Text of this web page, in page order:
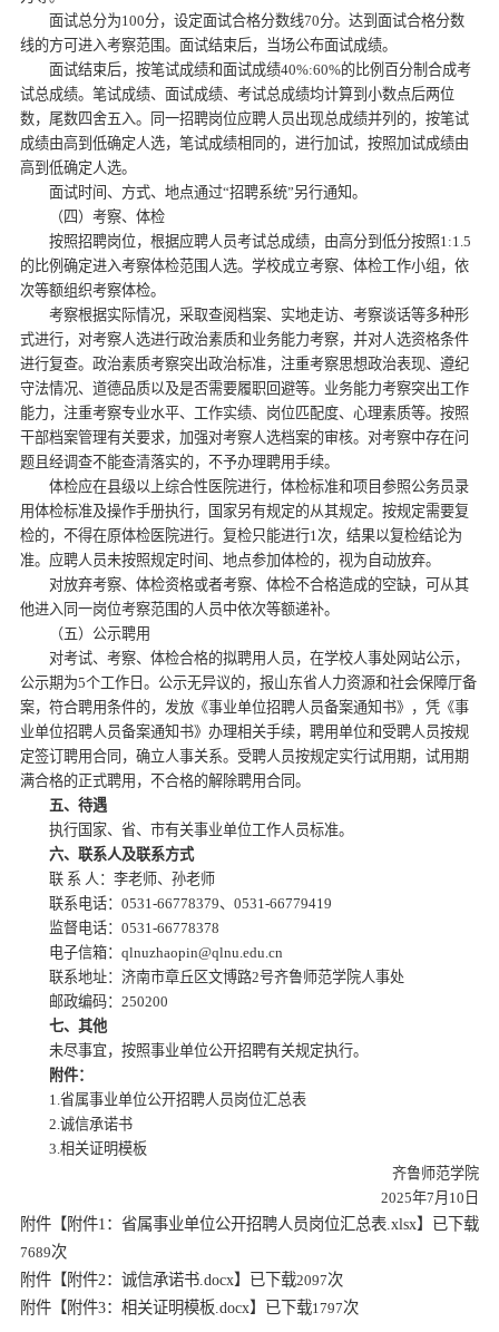
面试总分为100分，设定面试合格分数线70分。达到面试合格分数
线的方可进入考察范围。面试结束后，当场公布面试成绩。
面试结束后，按笔试成绩和面试成绩40%:60%的比例百分制合成考
试总成绩。笔试成绩、面试成绩、考试总成绩均计算到小数点后两位
数，尾数四舍五入。同一招聘岗位应聘人员出现总成绩并列的，按笔试
成绩由高到低确定人选，笔试成绩相同的，进行加试，按照加试成绩由
高到低确定人选。
面试时间、方式、地点通过“招聘系统”另行通知。
（四）考察、体检
按照招聘岗位，根据应聘人员考试总成绩，由高分到低分按照1:1.5
的比例确定进入考察体检范围人选。学校成立考察、体检工作小组，依
次等额组织考察体检。
考察根据实际情况，采取查阅档案、实地走访、考察谈话等多种形
式进行，对考察人选进行政治素质和业务能力考察，并对人选资格条件
进行复查。政治素质考察突出政治标准，注重考察思想政治表现、遵纪
守法情况、道德品质以及是否需要履职回避等。业务能力考察突出工作
能力，注重考察专业水平、工作实绩、岗位匹配度、心理素质等。按照
干部档案管理有关要求，加强对考察人选档案的审核。对考察中存在问
题且经调查不能查清落实的，不予办理聘用手续。
体检应在县级以上综合性医院进行，体检标准和项目参照公务员录
用体检标准及操作手册执行，国家另有规定的从其规定。按规定需要复
检的，不得在原体检医院进行。复检只能进行1次，结果以复检结论为
准。应聘人员未按照规定时间、地点参加体检的，视为自动放弃。
对放弃考察、体检资格或者考察、体检不合格造成的空缺，可从其
他进入同一岗位考察范围的人员中依次等额递补。
（五）公示聘用
对考试、考察、体检合格的拟聘用人员，在学校人事处网站公示，
公示期为5个工作日。公示无异议的，报山东省人力资源和社会保障厅备
案，符合聘用条件的，发放《事业单位招聘人员备案通知书》，凭《事
业单位招聘人员备案通知书》办理相关手续，聘用单位和受聘人员按规
定签订聘用合同，确立人事关系。受聘人员按规定实行试用期，试用期
满合格的正式聘用，不合格的解除聘用合同。
五、待遇
执行国家、省、市有关事业单位工作人员标准。
六、联系人及联系方式
联 系 人：李老师、孙老师
联系电话：0531-66778379、0531-66779419
监督电话：0531-66778378
电子信箱：qlnuzhaopin@qlnu.edu.cn
联系地址：济南市章丘区文博路2号齐鲁师范学院人事处
邮政编码：250200
七、其他
未尽事宜，按照事业单位公开招聘有关规定执行。
附件：
1.省属事业单位公开招聘人员岗位汇总表
2.诚信承诺书
3.相关证明模板
齐鲁师范学院
2025年7月10日
附件【附件1：省属事业单位公开招聘人员岗位汇总表.xlsx】已下载
7689次
附件【附件2：诚信承诺书.docx】已下载2097次
附件【附件3：相关证明模板.docx】已下载1797次